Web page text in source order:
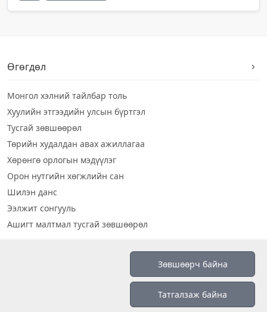
Өгөгдөл
Монгол хэлний тайлбар толь
Хуулийн этгээдийн улсын бүртгэл
Тусгай зөвшөөрөл
Төрийн худалдан авах ажиллагаа
Хөрөнгө орлогын мэдүүлэг
Орон нутгийн хөгжлийн сан
Шилэн данс
Ээлжит сонгууль
Ашигт малтмал тусгай зөвшөөрөл
Зөвшөөрч байна
Татгалзаж байна